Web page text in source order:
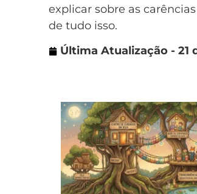
explicar sobre as
de tudo isso.
Última Atualização - 21